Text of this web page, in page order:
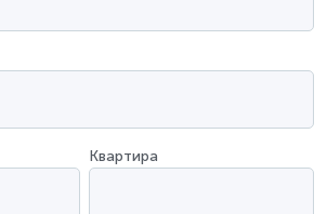
Квартира